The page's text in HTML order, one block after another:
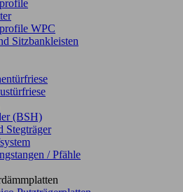
WPC
Sitzbankleisten
(BSH)
Stegträger
/ Pfähle